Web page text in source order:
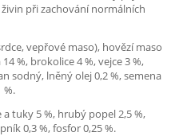
při zachování normálních
vepřové maso), hovězí maso
%, brokolice 4 %, vejce 3 %,
sodný, lněný olej 0,2 %, semena
%.
tuky 5 %, hrubý popel 2,5 %,
0,3 %, fosfor 0,25 %.